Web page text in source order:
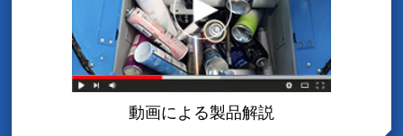
動画による製品解説